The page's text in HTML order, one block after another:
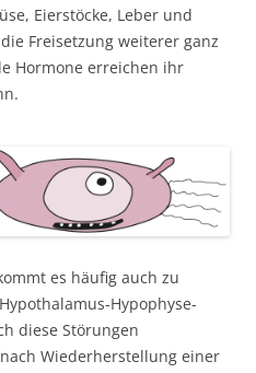
Eierstöcke, Leber und
Freisetzung weiterer ganz
Hormone erreichen ihr
es häufig auch zu
Hypophyse-
diese Störungen
Wiederherstellung einer